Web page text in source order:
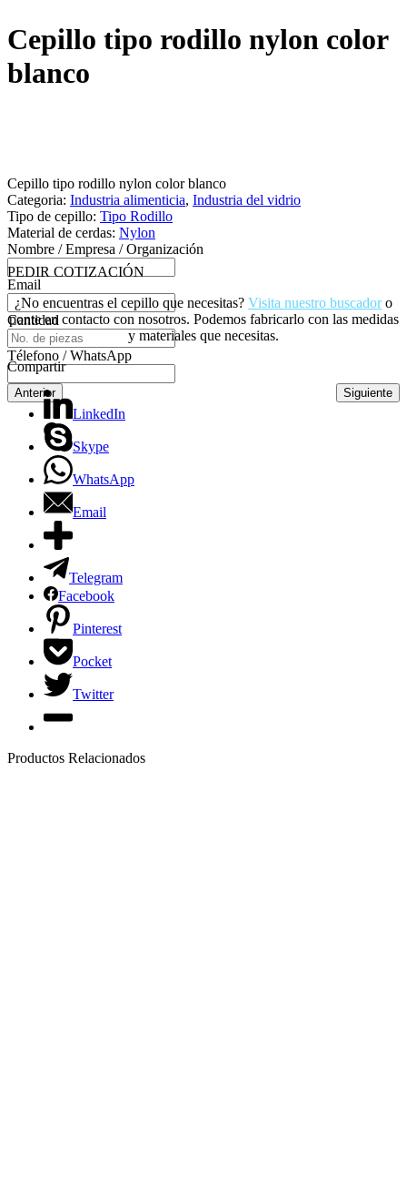
Cepillo tipo rodillo nylon color
blanco
Cepillo tipo rodillo nylon color blanco
Categoria: Industria alimenticia, Industria del vidrio
Tipo de cepillo: Tipo Rodillo
Material de cerdas: Nylon
Nombre / Empresa / Organización
Email
Cantidad
Télefono / WhatsApp
Anterior Siguiente
PEDIR COTIZACIÓN
¿No encuentras el cepillo que necesitas? Visita nuestro buscadoro
ponte en contacto con nosotros. Podemos fabricarlo con las medidas
y materiales que necesitas.
Compartir
LinkedIn
Skype
WhatsApp
Email
Telegram
Facebook
Pinterest
Pocket
Twitter
Productos Relacionados